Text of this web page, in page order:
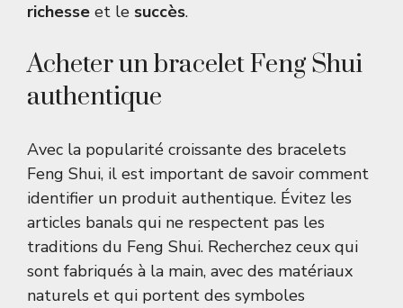
richesse et le succès.
Acheter un bracelet Feng Shui
authentique
Avec la popularité croissante des bracelets
Feng Shui, il est important de savoir comment
identifier un produit authentique. Évitez les
articles banals qui ne respectent pas les
traditions du Feng Shui. Recherchez ceux qui
sont fabriqués à la main, avec des matériaux
naturels et qui portent des symboles